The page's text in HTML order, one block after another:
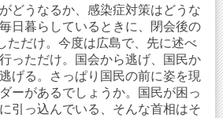
どうなるか、感染症対策はどうな
日暮らしているときに、閉会後の
ただけ。今度は広島で、先に述べ
っただけ。国会から逃げ、国民か
げる。さっぱり国民の前に姿を現
ーがあるでしょうか。国民が困っ
引っ込んでいる、そんな首相はそ